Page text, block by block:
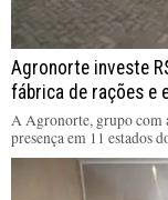
Agronorte investe
fábrica de rações e
A Agronorte, grupo com
presença em 11 estados